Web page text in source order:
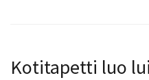
Kotitapetti luo